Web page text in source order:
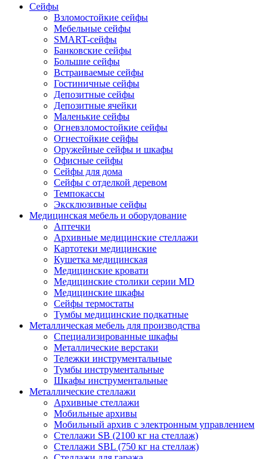
Сейфы
Взломостойкие сейфы
Мебельные сейфы
SMART-сейфы
Банковские сейфы
Большие сейфы
Встраиваемые сейфы
Гостиничные сейфы
Депозитные сейфы
Депозитные ячейки
Маленькие сейфы
Огневзломостойкие сейфы
Огнестойкие сейфы
Оружейные сейфы и шкафы
Офисные сейфы
Сейфы для дома
Сейфы с отделкой деревом
Темпокассы
Эксклюзивные сейфы
Медицинская мебель и оборудование
Аптечки
Архивные медицинские стеллажи
Картотеки медицинские
Кушетка медицинская
Медицинские кровати
Медицинские столики серии MD
Медицинские шкафы
Сейфы термостаты
Тумбы медицинские подкатные
Металлическая мебель для производства
Cпециализированные шкафы
Металлические верстаки
Тележки инструментальные
Тумбы инструментальные
Шкафы инструментальные
Металлические стеллажи
Архивные стеллажи
Мобильные архивы
Мобильный архив с электронным управлением
Стеллажи SB (2100 кг на стеллаж)
Стеллажи SBL (750 кг на стеллаж)